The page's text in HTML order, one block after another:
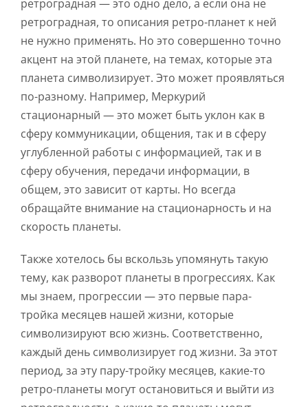
ретроградная — это одно дело, а если она не
ретроградная, то описания ретро-планет к ней
не нужно применять. Но это совершенно точно
акцент на этой планете, на темах, которые эта
планета символизирует. Это может проявляться
по-разному. Например, Меркурий
стационарный — это может быть уклон как в
сферу коммуникации, общения, так и в сферу
углубленной работы с информацией, так и в
сферу обучения, передачи информации, в
общем, это зависит от карты. Но всегда
обращайте внимание на стационарность и на
скорость планеты.
Также хотелось бы вскользь упомянуть такую
тему, как разворот планеты в прогрессиях. Как
мы знаем, прогрессии — это первые пара-
тройка месяцев нашей жизни, которые
символизируют всю жизнь. Соответственно,
каждый день символизирует год жизни. За этот
период, за эту пару-тройку месяцев, какие-то
ретро-планеты могут остановиться и выйти из